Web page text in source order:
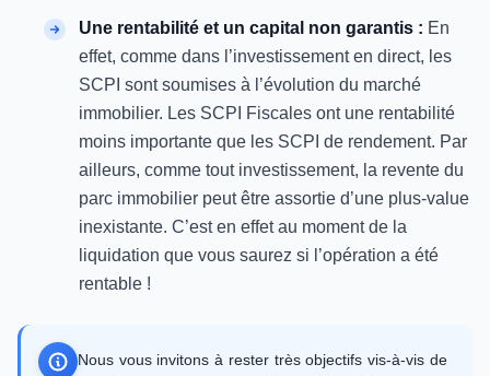
Une rentabilité et un capital non garantis : En
effet, comme dans l’investissement en direct, les
SCPI sont soumises à l’évolution du marché
immobilier. Les SCPI Fiscales ont une rentabilité
moins importante que les SCPI de rendement. Par
ailleurs, comme tout investissement, la revente du
parc immobilier peut être assortie d’une plus-value
inexistante. C’est en effet au moment de la
liquidation que vous saurez si l’opération a été
rentable !
Nous vous invitons à rester très objectifs vis-à-vis de